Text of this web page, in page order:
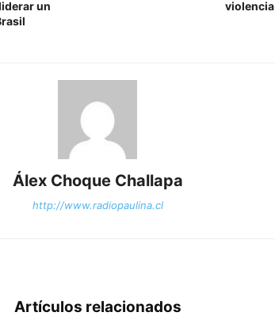
un
Álex Choque Challapa
http://www.radiopaulina.cl
Artículos relacionados